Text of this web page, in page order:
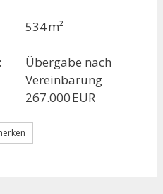
534 m²
Übergabe nach
Vereinbarung
267.000 EUR